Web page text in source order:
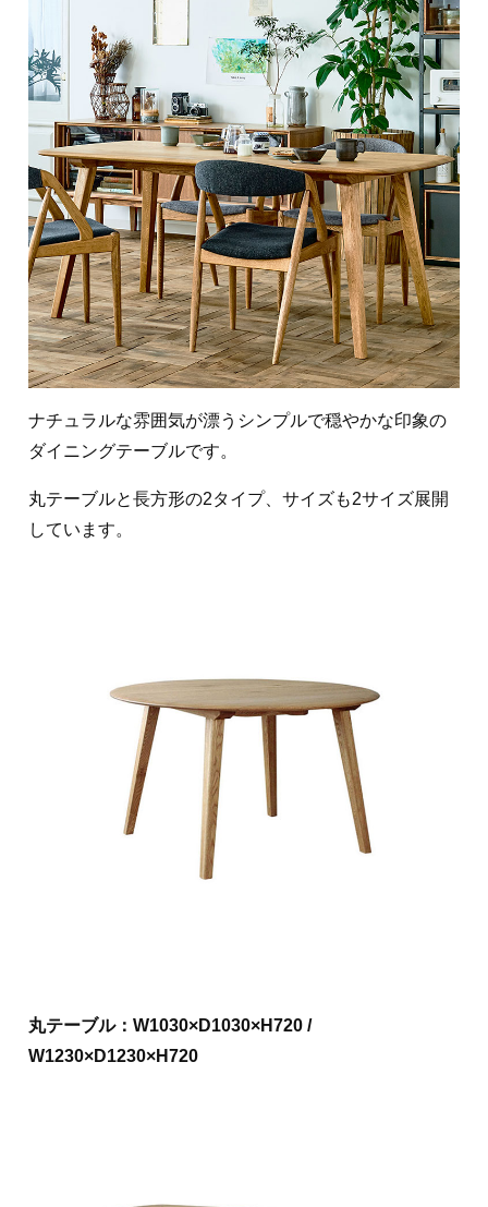
ナチュラルな雰囲気が漂うシンプルで穏やかな印象の
ダイニングテーブルです。
丸テーブルと長方形の2タイプ、サイズも2サイズ展開
しています。
丸テーブル：W1030×D1030×H720 /
W1230×D1230×H720